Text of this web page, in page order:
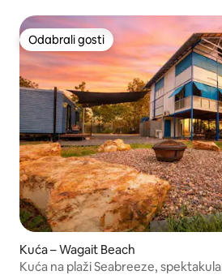
Odabrali gosti
Odabrali gosti
Kuća – Wagait Beach
Kuća na plaži Seabreeze,